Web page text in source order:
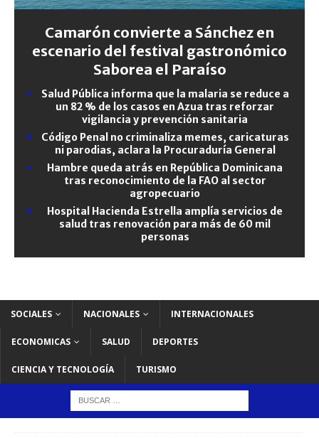
Camarón convierte a Sánchez en
escenario del festival gastronómico
Saborea el Paraíso
Salud Pública informa que la malaria se reduce a
un 82 % de los casos en Azua tras reforzar
vigilancia y prevención sanitaria
Código Penal no criminaliza memes, caricaturas
ni parodias, aclara la Procuraduría General
Hambre queda atrás en República Dominicana
tras reconocimiento de la FAO al sector
agropecuario
Hospital Hacienda Estrella amplía servicios de
salud tras renovación para más de 60 mil
personas
SOCIALES NACIONALES INTERNACIONALES
ECONOMICAS SALUD DEPORTES
CIENCIA Y TECNOLOGÍA TURISMO